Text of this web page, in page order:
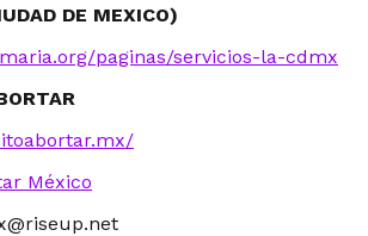
DE MEXICO)
paginas/servicios-la-cdmx
México